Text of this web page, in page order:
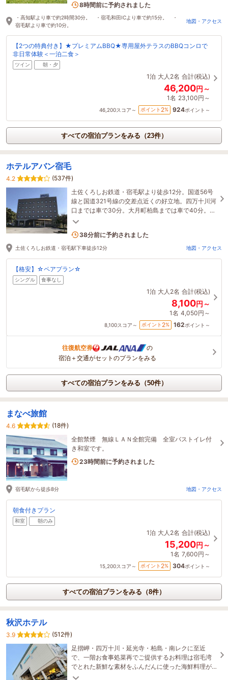
8時間前に予約されました
・高知駅より車で約2時間30分。 ・宿毛和田ICより車で約15分。 ・
宿毛駅より車で約10分。
地図・アクセス
【2つの特典付き】★プレミアムBBQ★専用屋外テラスのBBQコンロで
非日常体験＜一泊二食＞
ツイン 朝・夕
1泊 大人2名 合計(税込)
46,200円～
1名 23,100円～
46,200スコア～ ポイント 2% 924ポイント～
すべての宿泊プランをみる（23件）
ホテルアバン宿毛
4.2
(537件)
土佐くろしお鉄道・宿毛駅より徒歩12分。国道56号
線と国道321号線の交差点近くの好立地。四万十川河
口までは車で30分。大月町柏島までは車で40分。ア
メニティ充実で観光にも使えるビジネスホテル。
38分前に予約されました
土佐くろしお鉄道・宿毛駅下車徒歩12分 地図・アクセス
【格安】☆ペアプラン☆
シングル 食事なし
1泊 大人2名 合計(税込)
8,100円～
1名 4,050円～
8,100スコア～ ポイント 2% 162ポイント～
往復航空券
の
宿泊＋交通がセットのプランをみる
すべての宿泊プランをみる（50件）
まなべ旅館
4.6
(18件)
全館禁煙 無線ＬＡＮ全館完備 全室バストイレ付
き和室です。
1名がこの宿を見ています
23時間前に予約されました
宿毛駅から徒歩8分 地図・アクセス
朝食付きプラン
和室 朝のみ
1泊 大人2名 合計(税込)
15,200円～
1名 7,600円～
15,200スコア～ ポイント 2% 304ポイント～
すべての宿泊プランをみる（8件）
秋沢ホテル
3.9
(512件)
足摺岬・四万十川・延光寺・柏島・南レクに至近
で、一階お食事処菜再でご提供するお料理は宿毛湾
でとれた新鮮な素材をふんだんに使った海鮮料理が
中心です。ビジネス・遍路旅・観光にご利用下さ